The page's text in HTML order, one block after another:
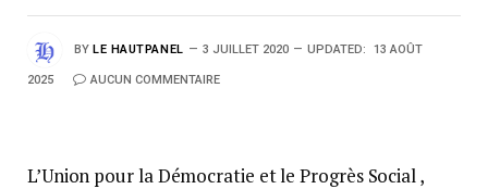
BY LE HAUTPANEL 3 JUILLET 2020 UPDATED: 13 AOÛT
2025 AUCUN COMMENTAIRE
L’Union pour la Démocratie et le Progrès Social ,